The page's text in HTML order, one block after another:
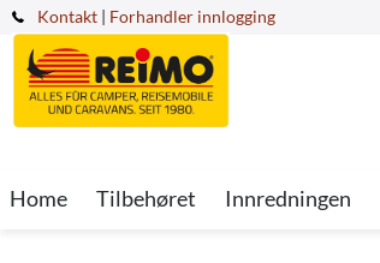
Kontakt | Forhandler innlogging
Home Tilbehøret Innredningen